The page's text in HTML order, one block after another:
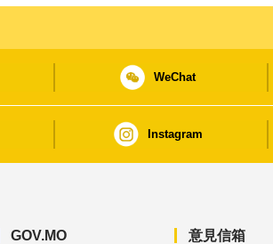
WeChat
Instagram
GOV.MO 意見信箱